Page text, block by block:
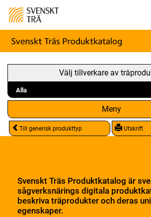
Välj tillverkare av
Meny
Till generisk produkttyp Utskrift
Svenskt Träs Produktkatalog är
sågverksnärings digitala
beskriva träprodukter och deras
egenskaper.